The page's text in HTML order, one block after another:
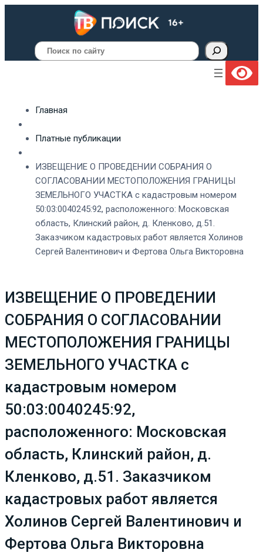
Поиск
Главная
Платные публикации
ИЗВЕЩЕНИЕ О ПРОВЕДЕНИИ СОБРАНИЯ О
СОГЛАСОВАНИИ МЕСТОПОЛОЖЕНИЯ ГРАНИЦЫ
ЗЕМЕЛЬНОГО УЧАСТКА с кадастровым номером
50:03:0040245:92, расположенного: Московская
область, Клинский район, д. Кленково, д.51.
Заказчиком кадастровых работ является Холинов
Сергей Валентинович и Фертова Ольга Викторовна
ИЗВЕЩЕНИЕ О ПРОВЕДЕНИИ
СОБРАНИЯ О СОГЛАСОВАНИИ
МЕСТОПОЛОЖЕНИЯ ГРАНИЦЫ
ЗЕМЕЛЬНОГО УЧАСТКА с
кадастровым номером
50:03:0040245:92,
расположенного: Московская
область, Клинский район, д.
Кленково, д.51. Заказчиком
кадастровых работ является
Холинов Сергей Валентинович и
Фертова Ольга Викторовна